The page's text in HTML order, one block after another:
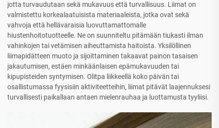
jotta turvaudutaan sekä mukavuus että turvallisuus. Liimat on
valmistettu korkealaatuisista materiaaleista, jotka ovat sekä
vahvoja että hellävaraisia luovuttamattomalle
hiustenhoitotuotteelle. Ne on suunniteltu pitämään tiukasti ilman
vahinkojen tai vetämisen aiheuttamista haitoista. Yksilöllinen
liimapidätteen muoto ja sijoittaminen takaavat painon tasaisen
jakautumisen, estäen minkäänlaisen epämukavuuden tai
kipupisteiden syntymisen. Olitpa liikkeellä koko päivän tai
osallistumassa fyysisiin aktiviteetteihin, liimat pitävät laajennuksesi
turvallisesti paikallaan antaen mielenrauhaa ja luottamusta tyyliisi.